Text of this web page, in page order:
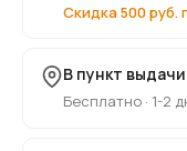
Скидка 500 руб.
В пункт
Бесплатно · 1-2